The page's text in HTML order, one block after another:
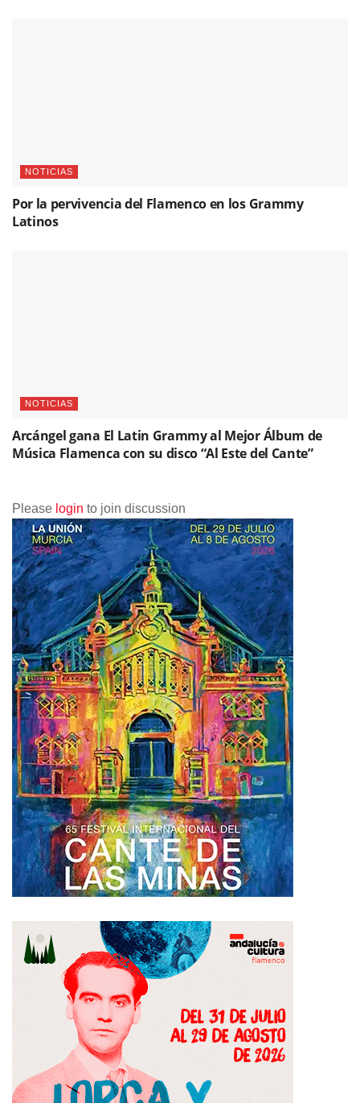
NOTICIAS
Por la pervivencia del Flamenco en los Grammy
Latinos
NOTICIAS
Arcángel gana El Latin Grammy al Mejor Álbum de
Música Flamenca con su disco “Al Este del Cante”
Please login to join discussion